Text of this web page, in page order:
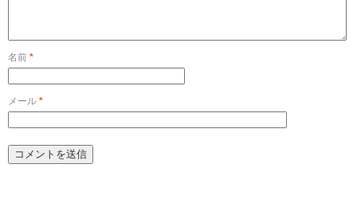
名前 *
メール *